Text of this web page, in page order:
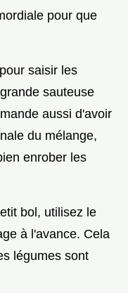
pour que
saisir les
sauteuse
aussi d'avoir
du mélange,
enrober les
bol, utilisez le
à l'avance. Cela
légumes sont